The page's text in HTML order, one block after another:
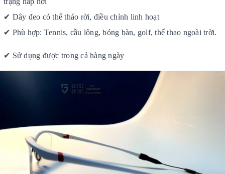
✔ Dây đeo có thể tháo rời, điều chỉnh linh hoạt
✔ Phù hợp: Tennis, cầu lông, bóng bàn, golf, thể thao ngoài trời.
✔ Sử dụng được trong cả hàng ngày